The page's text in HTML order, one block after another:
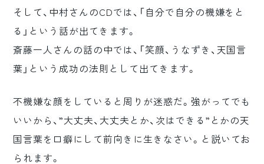
そして、中村さんのCDでは、「自分で自分の機嫌をと
る」という話が出てきます。
斎藤一人さんの話の中では、「笑顔、うなずき、天国言
葉」という成功の法則として出てきます。
不機嫌な顔をしていると周りが迷惑だ。強がってでも
いいから、”大丈夫、大丈夫とか、次はできる”とかの天
国言葉を口癖にして前向きに生きなさい。と説いてお
られます。